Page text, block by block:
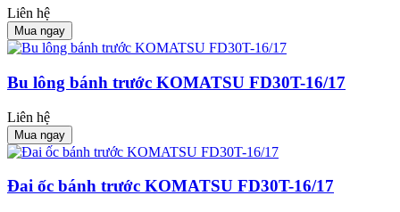
Liên hệ
Mua ngay
Bu lông bánh trước KOMATSU FD30T-16/17
Liên hệ
Mua ngay
Đai ốc bánh trước KOMATSU FD30T-16/17